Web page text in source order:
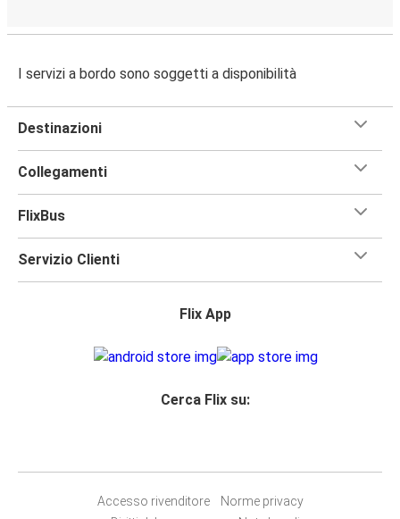
I servizi a bordo sono soggetti a disponibilità
Destinazioni
Collegamenti
FlixBus
Servizio Clienti
Flix App
Cerca Flix su:
Accesso rivenditore
Norme privacy